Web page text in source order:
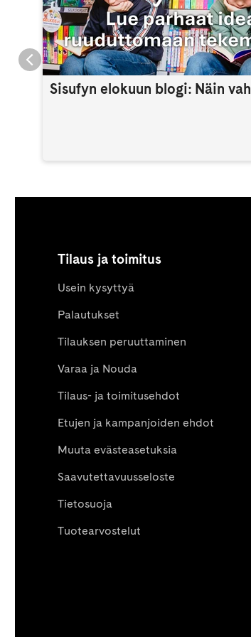
Tilaus ja toimitus
Usein kysyttyä
Palautukset
Tilauksen peruuttaminen
Varaa ja Nouda
Tilaus- ja toimitusehdot
Etujen ja kampanjoiden ehdot
Muuta evästeasetuksia
Saavutettavuusseloste
Tietosuoja
Tuotearvostelut